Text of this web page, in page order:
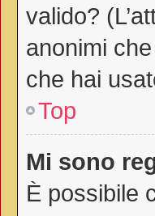
valido?
anonimi
che hai
Top
Mi sono
È possibile